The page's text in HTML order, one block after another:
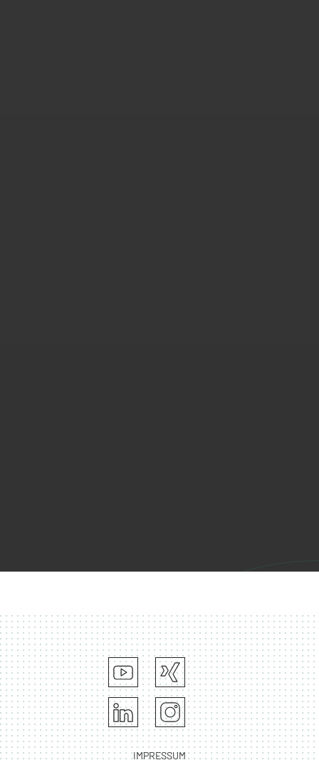
IMPRESSUM